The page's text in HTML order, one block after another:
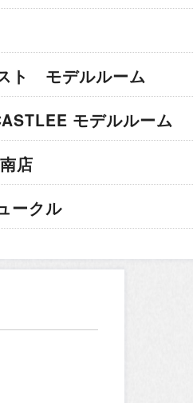
ト モデルルーム
モデルルーム
店
ークル